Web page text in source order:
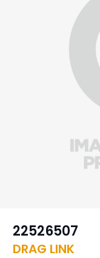
22526507
DRAG LINK